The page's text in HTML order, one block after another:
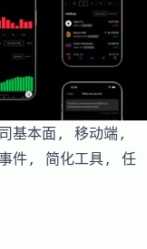
基本面, 移动端,
件, 简化工具, 任